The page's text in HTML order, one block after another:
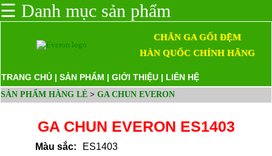
☰ Danh mục sản phẩm
CHĂN GA GỐI ĐỆM
HÀN QUỐC CHÍNH HÃNG
TRANG CHỦ | SẢN PHẨM | GIỚI THIỆU | LIÊN HỆ
SẢN PHẨM HÀNG LẺ > GA CHUN EVERON
GA CHUN EVERON ES1403
Màu sắc:
ES1403